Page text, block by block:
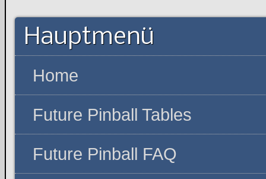
Hauptmenü
Home
Future Pinball Tables
Future Pinball FAQ